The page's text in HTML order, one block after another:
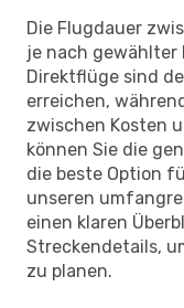
Die Flugdauer
je nach
Direktflüge sind
erreichen,
zwischen Kosten
können Sie die
die beste Option
unseren
einen klaren
Streckendetails,
zu planen.